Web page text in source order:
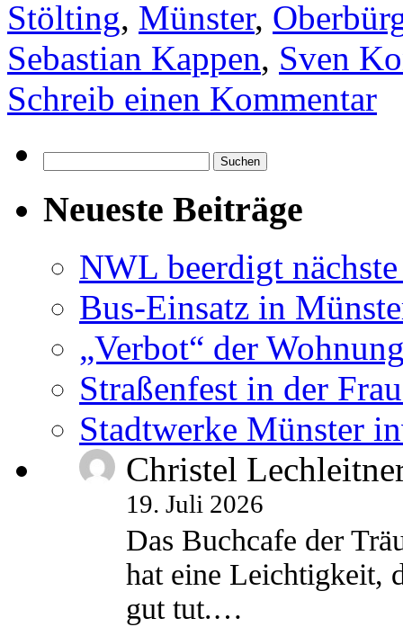
Stölting, Münster,
Sebastian Kappen, Sven
Schreib einen Kommentar
nach:
Neueste Beiträge
NWL beerdigt
Bus-Einsatz in
„Verbot“ der
Straßenfest in der
Stadtwerke Münster
Christel
19. Juli 2026
Das Buchcafe der
hat eine Leichtigkeit,
gut tut.…